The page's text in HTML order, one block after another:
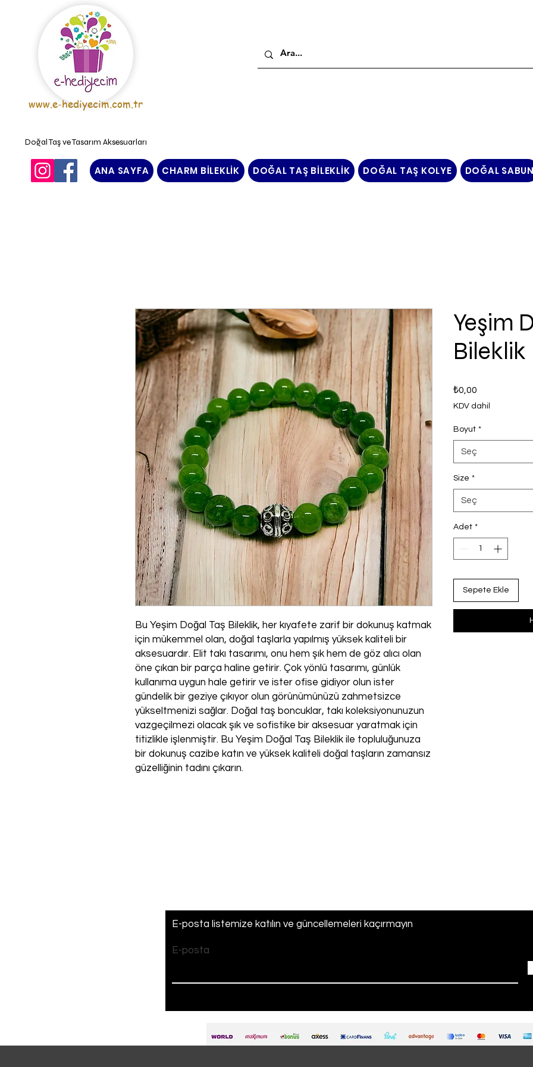
www.e-hediyecim.com.tr
Doğal Taş ve Tasarım Aksesuarları
ANA SAYFA CHARM BİLEKLİK DOĞAL TAŞ BİLEKLİK DOĞAL TAŞ KOLYE DOĞAL SABUN
Bu Yeşim Doğal Taş Bileklik, her kıyafete zarif bir dokunuş katmak
için mükemmel olan, doğal taşlarla yapılmış yüksek kaliteli bir
aksesuardır. Elit takı tasarımı, onu hem şık hem de göz alıcı olan
öne çıkan bir parça haline getirir. Çok yönlü tasarımı, günlük
kullanıma uygun hale getirir ve ister ofise gidiyor olun ister
gündelik bir geziye çıkıyor olun görünümünüzü zahmetsizce
yükseltmenizi sağlar. Doğal taş boncuklar, takı koleksiyonunuzun
vazgeçilmezi olacak şık ve sofistike bir aksesuar yaratmak için
titizlikle işlenmiştir. Bu Yeşim Doğal Taş Bileklik ile topluluğunuza
bir dokunuş cazibe katın ve yüksek kaliteli doğal taşların zamansız
güzelliğinin tadını çıkarın.
Yeşim
Bileklik
₺0,00
KDV dahil
Boyut *
Seç
Size *
Seç
Adet *
Sepete Ekle
E-posta listemize katılın ve güncellemeleri kaçırmayın
E-posta